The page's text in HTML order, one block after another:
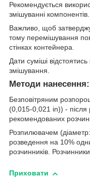
Рекомендується
змішуванні компонентів.
Важливо, щоб
тому перемішування
стінках контейнера.
Дати суміші
змішування.
Методи нанесення:
Безповітряним
(0,015-0,021 in)) - після
рекомендованих
Розпилювачем
розведення на 10%
розчинників.
Приховати